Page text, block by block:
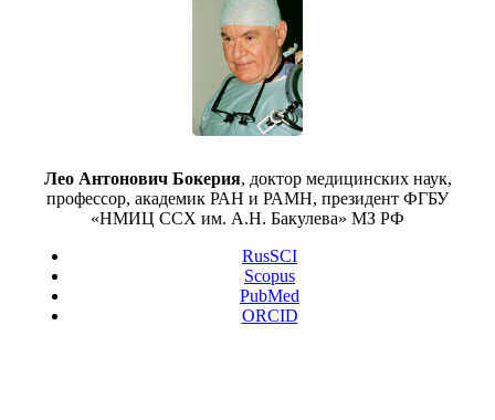
Лео Антонович Бокерия, доктор медицинских наук,
профессор, академик РАН и РАМН, президент ФГБУ
«НМИЦ ССХ им. А.Н. Бакулева» МЗ РФ
RusSCI
Scopus
PubMed
ORCID